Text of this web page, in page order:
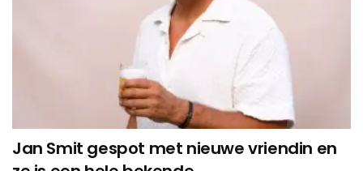
Jan Smit gespot met nieuwe vriendin en